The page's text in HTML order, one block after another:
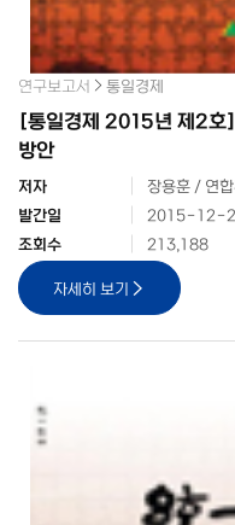
연구보고서 통일경제
[통일경제 2015년 제2호]
방안
저자
장용훈 / 연
발간일
2015-12-
조회수
213,188
자세히 보기